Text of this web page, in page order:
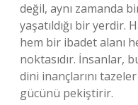
değil, aynı zamanda
yaşatıldığı bir yerdir.
hem bir ibadet alanı
noktasıdır. İnsanlar,
dini inançlarını
gücünü pekiştirir.